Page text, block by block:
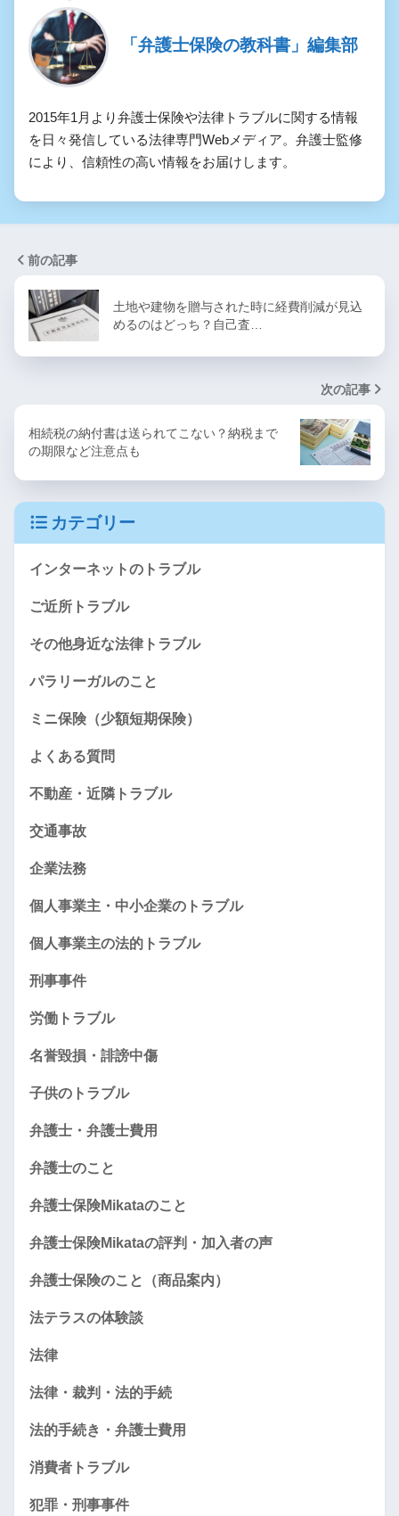
「弁護士保険の教科書」編集部
2015年1月より弁護士保険や法律トラブルに関する情報
を日々発信している法律専門Webメディア。弁護士監修
により、信頼性の高い情報をお届けします。
前の記事
土地や建物を贈与された時に経費削減が見込
めるのはどっち？自己査…
次の記事
相続税の納付書は送られてこない？納税まで
の期限など注意点も
カテゴリー
インターネットのトラブル
ご近所トラブル
その他身近な法律トラブル
パラリーガルのこと
ミニ保険（少額短期保険）
よくある質問
不動産・近隣トラブル
交通事故
企業法務
個人事業主・中小企業のトラブル
個人事業主の法的トラブル
刑事事件
労働トラブル
名誉毀損・誹謗中傷
子供のトラブル
弁護士・弁護士費用
弁護士のこと
弁護士保険Mikataのこと
弁護士保険Mikataの評判・加入者の声
弁護士保険のこと（商品案内）
法テラスの体験談
法律
法律・裁判・法的手続
法的手続き・弁護士費用
消費者トラブル
犯罪・刑事事件